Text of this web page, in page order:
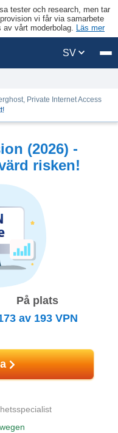
tester och research, men tar
vi får via samarbete
av vårt moderbolag. Läs mer
SV
Private Internet Access
(2026) -
risken!
På plats
av 193VPN